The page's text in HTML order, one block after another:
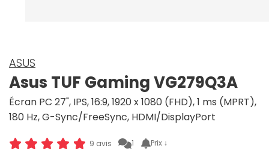
ASUS
Asus TUF Gaming VG279Q3A
Écran PC 27", IPS, 16:9, 1920 x 1080 (FHD), 1 ms (MPRT),
180 Hz, G-Sync/FreeSync, HDMI/DisplayPort
9 avis 1 Prix ↓